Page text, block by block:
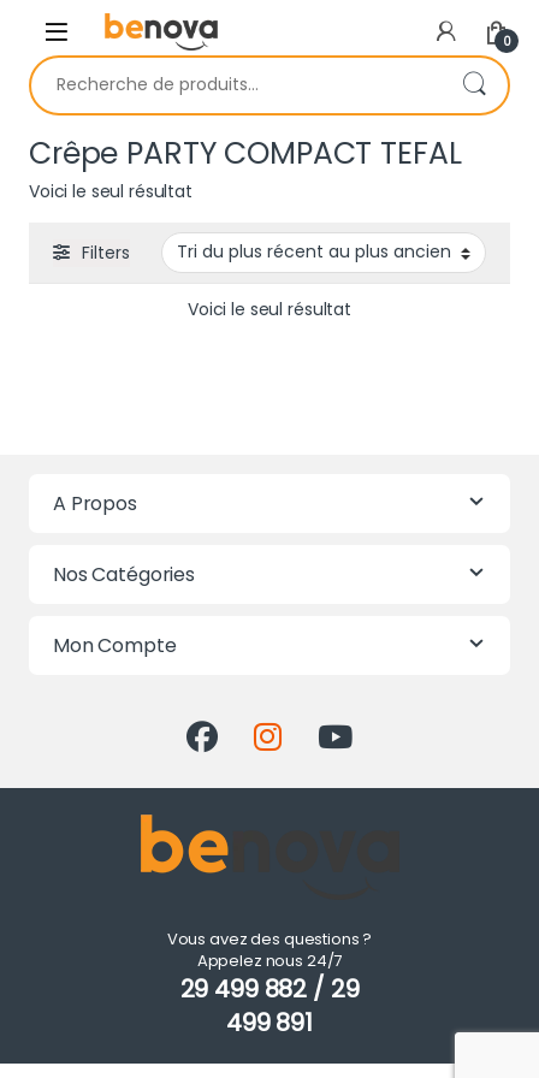
Skip to navigation
Skip to content
0
Recherche pour :
Crêpe PARTY COMPACT TEFAL
Voici le seul résultat
Filters
Voici le seul résultat
A Propos
Nos Catégories
Mon Compte
Vous avez des questions ?
Appelez nous 24/7
29 499 882 / 29
499 891